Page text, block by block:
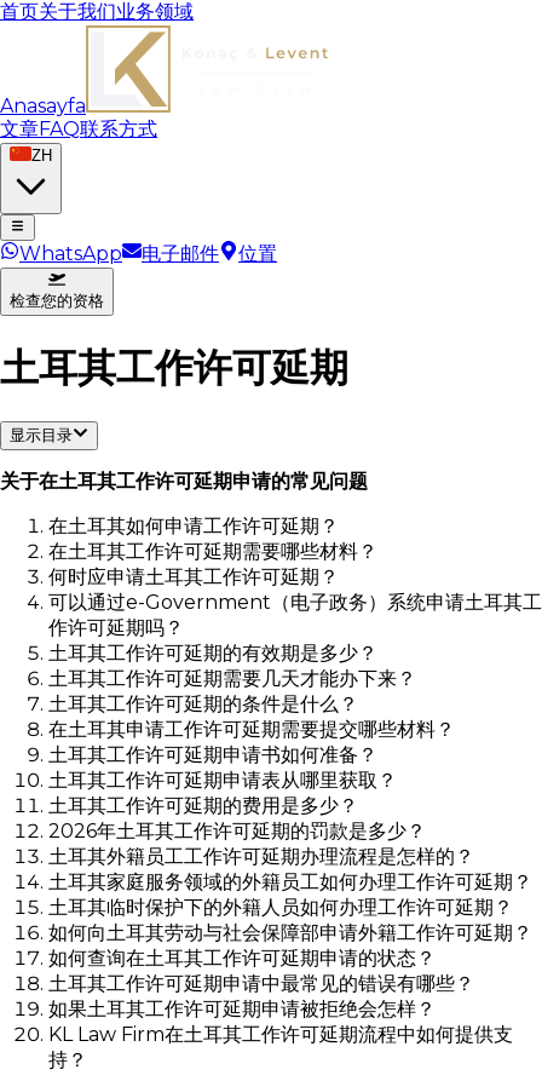
首页关于我们业务领域
Anasayfa
文章FAQ联系方式
ZH
WhatsApp 电子邮件 位置
检查您的资格
土耳其工作许可延期
显示目录
关于在土耳其工作许可延期申请的常见问题
在土耳其如何申请工作许可延期？
在土耳其工作许可延期需要哪些材料？
何时应申请土耳其工作许可延期？
可以通过e-Government（电子政务）系统申请土耳其工
作许可延期吗？
土耳其工作许可延期的有效期是多少？
土耳其工作许可延期需要几天才能办下来？
土耳其工作许可延期的条件是什么？
在土耳其申请工作许可延期需要提交哪些材料？
土耳其工作许可延期申请书如何准备？
土耳其工作许可延期申请表从哪里获取？
土耳其工作许可延期的费用是多少？
2026年土耳其工作许可延期的罚款是多少？
土耳其外籍员工工作许可延期办理流程是怎样的？
土耳其家庭服务领域的外籍员工如何办理工作许可延期？
土耳其临时保护下的外籍人员如何办理工作许可延期？
如何向土耳其劳动与社会保障部申请外籍工作许可延期？
如何查询在土耳其工作许可延期申请的状态？
土耳其工作许可延期申请中最常见的错误有哪些？
如果土耳其工作许可延期申请被拒绝会怎样？
KL Law Firm在土耳其工作许可延期流程中如何提供支
持？